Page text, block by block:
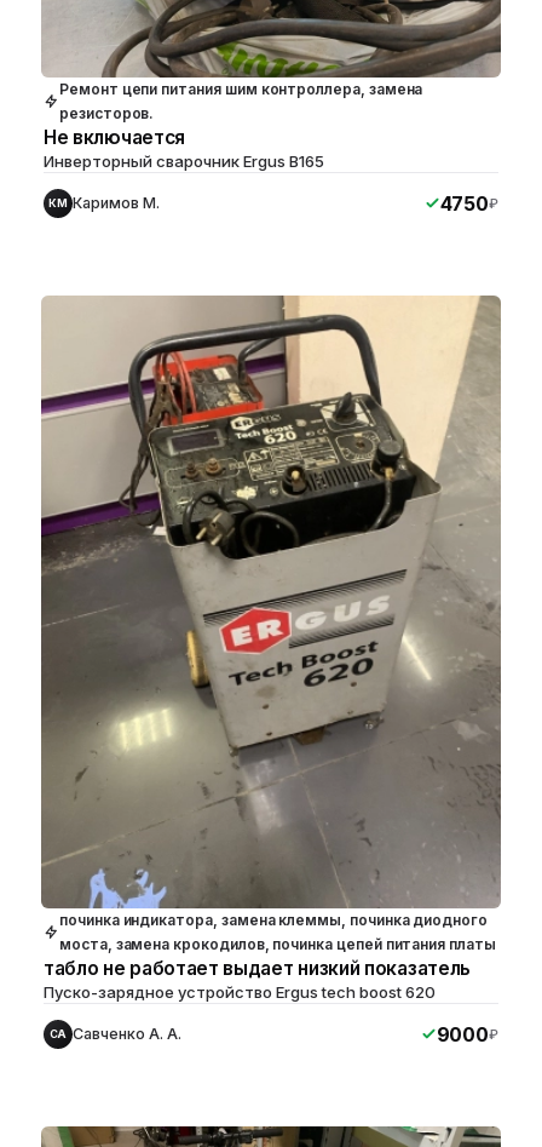
Ремонт цепи питания шим контроллера, замена
резисторов.
Не включается
Инверторный сварочник Ergus B165
КМ Каримов М. 4750₽
починка индикатора, замена клеммы, починка диодного
моста, замена крокодилов, починка цепей питания платы
табло не работает выдает низкий показатель
Пуско-зарядное устройство Ergus tech boost 620
СА Савченко А. А. 9000₽